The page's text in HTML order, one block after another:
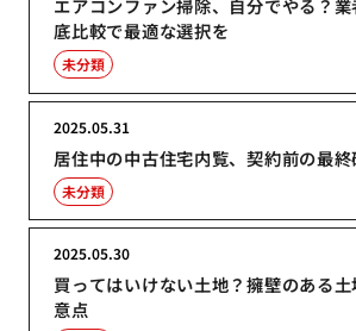
エアコンファン掃除、自分でやる？
底比較で最適な選択を
未分類
居住中の中古住宅内覧、契約前の最
2025.05.31
未分類
買ってはいけない土地？擁壁のある
意点
2025.05.30